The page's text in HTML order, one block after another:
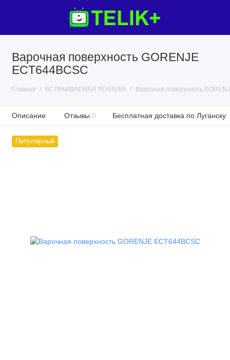
Варочная поверхность GORENJE
ECT644BCSC
Главная ВСТРАИВАЕМАЯ ТЕХНИКА Варочная поверхность
Описание Отзывы 0 Бесплатная доставка по Луганску
Популярный